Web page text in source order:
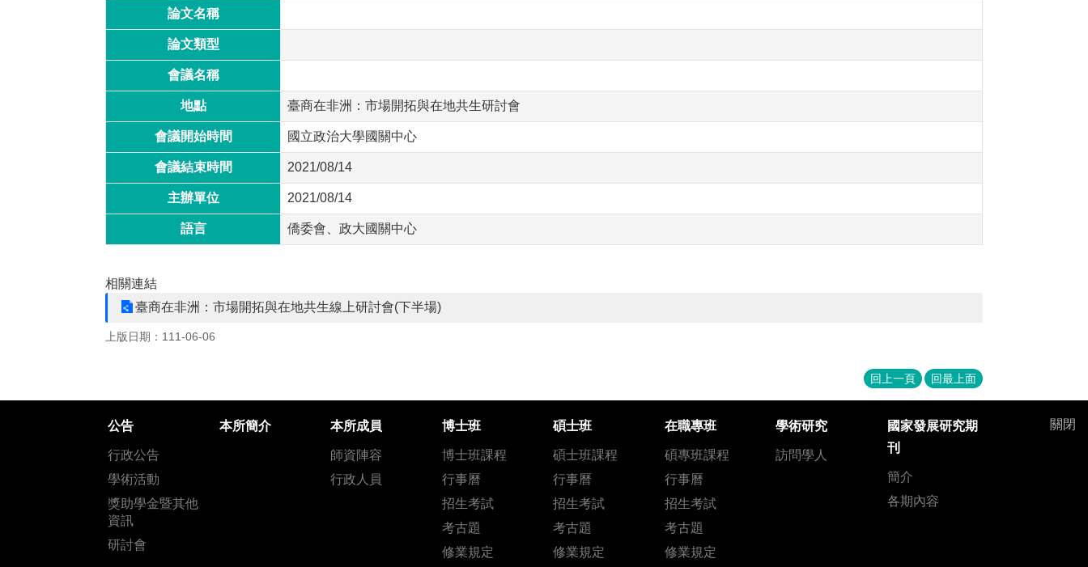
論文名稱
論文類型
會議名稱
地點 臺商在非洲：市場開拓與在地共生研討會
會議開始時間 國立政治大學國關中心
會議結束時間 2021/08/14
主辦單位 2021/08/14
語言 僑委會、政大國關中心
相關連結
臺商在非洲：市場開拓與在地共生線上研討會(下半場)
上版日期：111-06-06
回上一頁 回最上面
關閉
公告
行政公告
學術活動
獎助學金暨其他
資訊
研討會
本所簡介 本所成員
師資陣容
行政人員
博士班
博士班課程
行事曆
招生考試
考古題
修業規定
碩士班
碩士班課程
行事曆
招生考試
考古題
修業規定
在職專班
碩專班課程
行事曆
招生考試
考古題
修業規定
學術研究
訪問學人
國家發展研究期
刊
簡介
各期內容